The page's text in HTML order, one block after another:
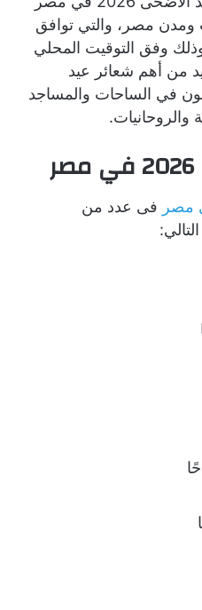
ومدن مصر، والتي توافق
27 مايو 2026، وذلك وفق التوقيت المحلي
من أهم شعائر عيد
في الساحات والمساجد
والروحانيات.
فى عدد من